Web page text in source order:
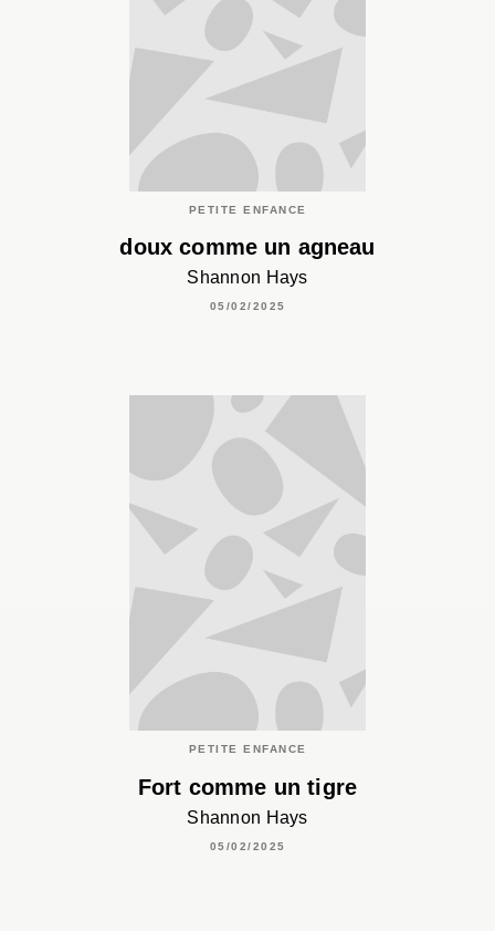
PETITE ENFANCE
doux comme un agneau
Shannon Hays
05/02/2025
PETITE ENFANCE
Fort comme un tigre
Shannon Hays
05/02/2025